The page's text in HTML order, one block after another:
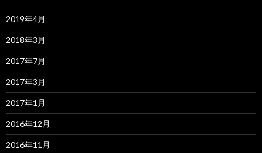
2019年4月
2018年3月
2017年7月
2017年3月
2017年1月
2016年12月
2016年11月